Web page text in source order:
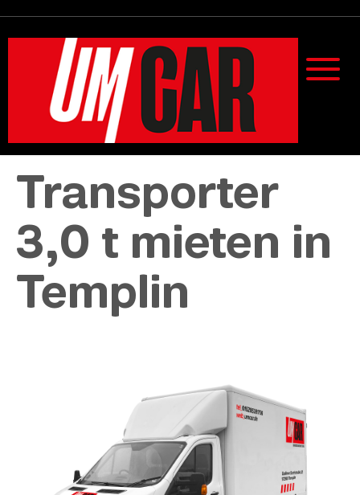
Transporter
3,0 t mieten in
Templin